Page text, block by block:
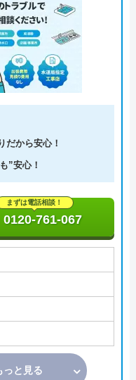
だから安心！
”安心！
まずは電話相談！
0120-761-067
っと見る